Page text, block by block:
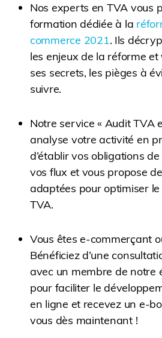
Nos experts en TVA vous
formation dédiée à la
commerce 2021. Ils
les enjeux de la réforme
ses secrets, les pièges à
suivre.
Notre service « Audit TVA
analyse votre activité en
d’établir vos obligations
vos flux et vous propose
adaptées pour optimiser
TVA.
Vous êtes e-commerçant
Bénéficiez d’une
avec un membre de notre
pour faciliter le
en ligne et recevez un e-
vous dès maintenant !